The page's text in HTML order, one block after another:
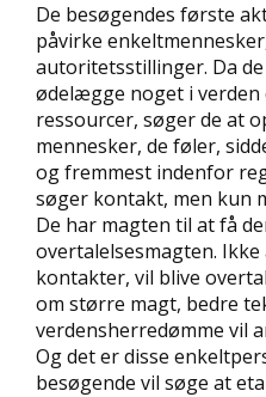
De besøgendes første
påvirke
autoritetsstillinger. Da
ødelægge noget i verden
ressourcer, søger de at
mennesker, de føler,
og fremmest indenfor
søger kontakt, men kun
De har magten til at få
overtalelsesmagten. Ikke
kontakter, vil blive
om større magt, bedre
verdensherredømme vil
Og det er disse
besøgende vil søge at